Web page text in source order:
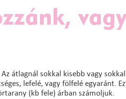
átlagnál sokkal kisebb vagy
lefelé, vagy fölfelé egyaránt.
(kb fele) árban számoljuk.